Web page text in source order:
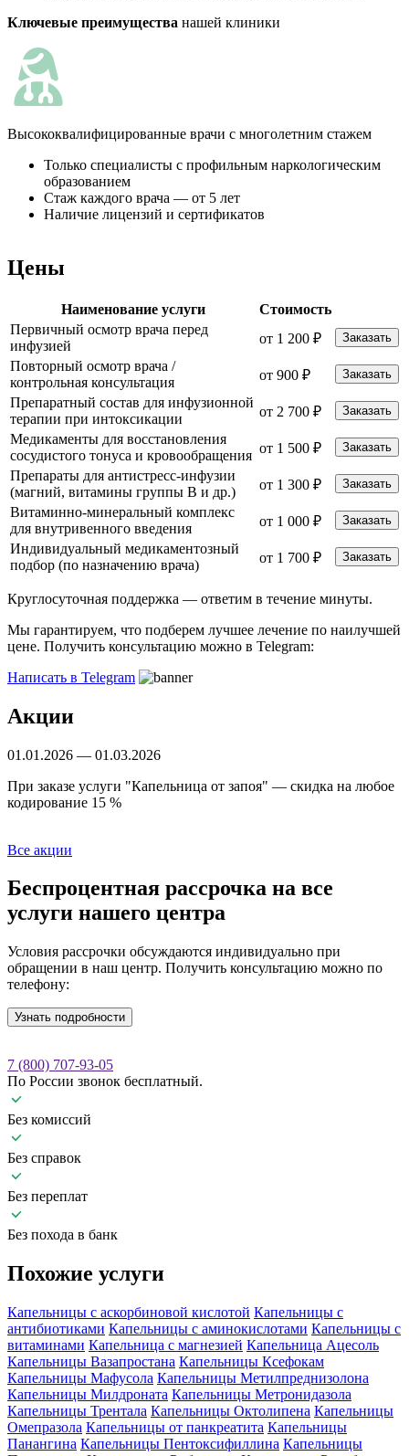
Ключевые преимущества нашей клиники
Высококвалифицированные врачи с многолетним стажем
Только специалисты с профильным наркологическим
образованием
Стаж каждого врача — от 5 лет
Наличие лицензий и сертификатов
Цены
Наименование услуги
Стоимость
Первичный осмотр врача перед
инфузией
от 1 200 ₽ Заказать
Повторный осмотр врача /
контрольная консультация
от 900 ₽ Заказать
Препаратный состав для инфузионной
терапии при интоксикации
от 2 700 ₽ Заказать
Медикаменты для восстановления
сосудистого тонуса и кровообращения от 1 500 ₽ Заказать
Препараты для антистресс-инфузии
(магний, витамины группы B и др.)
от 1 300 ₽ Заказать
Витаминно-минеральный комплекс
для внутривенного введения
от 1 000 ₽ Заказать
Индивидуальный медикаментозный
подбор (по назначению врача)
от 1 700 ₽ Заказать
Круглосуточная поддержка — ответим в течение минуты.
Мы гарантируем, что подберем лучшее лечение по наилучшей
цене. Получить консультацию можно в Telegram:
Написать в Telegram
Акции
01.01.2026 — 01.03.2026
При заказе услуги "Капельница от запоя" — скидка на любое
кодирование 15 %
Все акции
Беспроцентная рассрочка на все
услуги нашего центра
Условия рассрочки обсуждаются индивидуально при
обращении в наш центр. Получить консультацию можно по
телефону:
Узнать подробности
7 (800) 707-93-05
По России звонок бесплатный.
Без комиссий
Без справок
Без переплат
Без похода в банк
Похожие услуги
Капельницы с аскорбиновой кислотой Капельницы с
антибиотиками Капельницы с аминокислотами Капельницы с
витаминами Капельница с магнезией Капельница Ацесоль
Капельницы Вазапростана Капельницы Ксефокам
Капельницы Мафусола Капельницы Метилпреднизолона
Капельницы Милдроната Капельницы Метронидазола
Капельницы Трентала Капельницы Октолипена Капельницы
Омепразола Капельницы от панкреатита Капельницы
Панангина Капельницы Пентоксифиллина Капельницы